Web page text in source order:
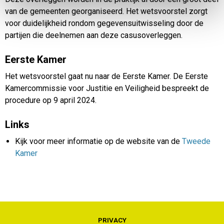
van de gemeenten georganiseerd. Het wetsvoorstel zorgt
voor duidelijkheid rondom gegevensuitwisseling door de
partijen die deelnemen aan deze casusoverleggen.
Eerste Kamer
Het wetsvoorstel gaat nu naar de Eerste Kamer. De Eerste
Kamercommissie voor Justitie en Veiligheid bespreekt de
procedure op 9 april 2024.
Links
Kijk voor meer informatie op de website van de Tweede
Kamer
PRIVACY